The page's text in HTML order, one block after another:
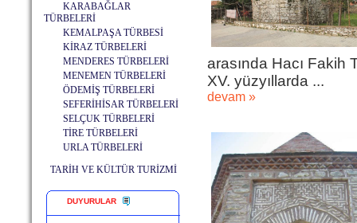
KARABAĞLAR
TÜRBELERİ
KEMALPAŞA TÜRBESİ
KİRAZ TÜRBELERİ
MENDERES TÜRBELERİ
MENEMEN TÜRBELERİ
ÖDEMİŞ TÜRBELERİ
SEFERİHİSAR TÜRBELERİ
SELÇUK TÜRBELERİ
TİRE TÜRBELERİ
URLA TÜRBELERİ
TARİH VE KÜLTÜR TURİZMİ
DUYURULAR
arasında Hacı Fakih
XV. yüzyıllarda ...
devam »